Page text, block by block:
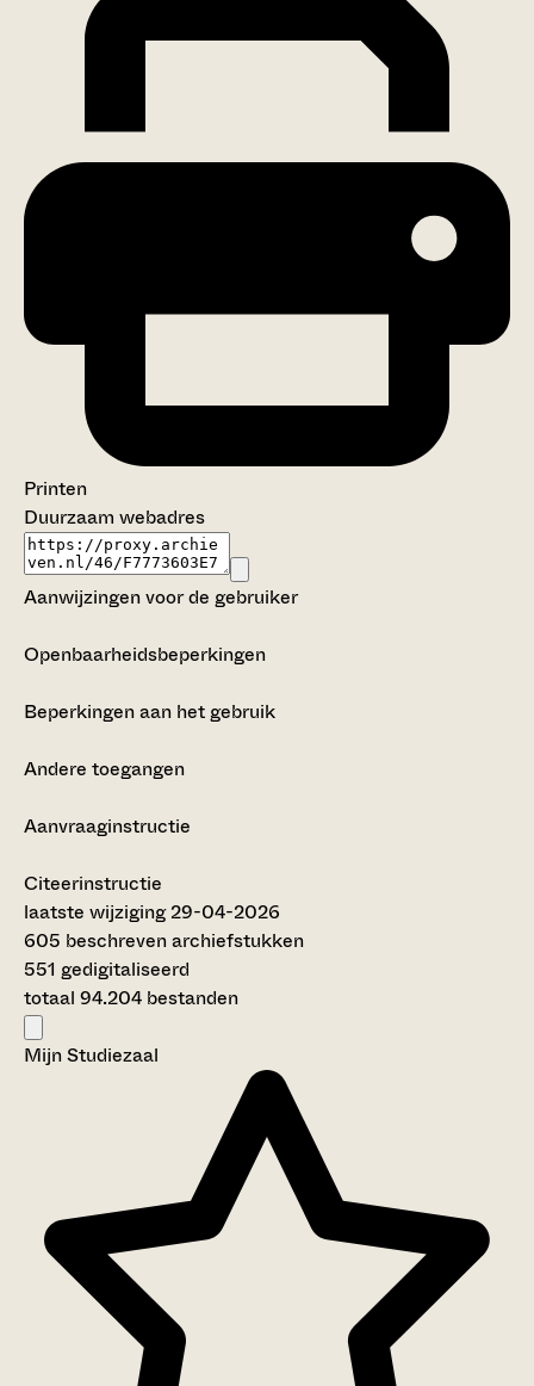
Printen
Duurzaam webadres
Aanwijzingen voor de gebruiker
Openbaarheidsbeperkingen
Beperkingen aan het gebruik
Andere toegangen
Aanvraaginstructie
Citeerinstructie
laatste wijziging 29-04-2026
605 beschreven archiefstukken
551 gedigitaliseerd
totaal 94.204 bestanden
Mijn Studiezaal